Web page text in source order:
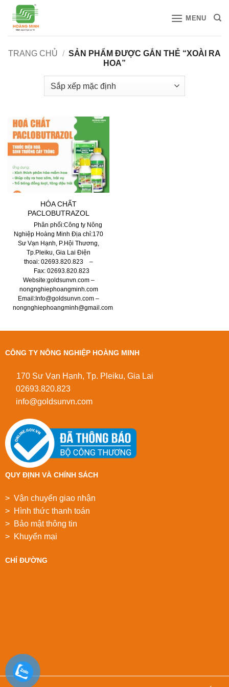
qua
MENU
TRANG CHỦ / SẢN PHẨM ĐƯỢC GẮN THẺ “XOÀI RA
HOA”
HÓA CHẤT
PACLOBUTRAZOL
Phân phối:Công ty Nông
Nghiệp Hoàng Minh Địa chỉ:170
Sư Vạn Hạnh, P.Hội Thương,
Tp.Pleiku, Gia Lai Điện
thoai: 02693.820.823 –
Fax: 02693.820.823
Website:goldsunvn.com –
nongnghiephoangminh.com
Email:Info@goldsunvn.com –
nongnghiephoangminh@gmail.com
CÔNG TY NÔNG NGHIỆP HOÀNG MINH
170 Sư Vạn Hạnh, Tp. Pleiku, Gia Lai
02693.820.823
info@goldsunvn.com
QUY ĐỊNH VÀ CHÍNH SÁCH
> Vận chuyển giao nhận
> Hình thức thanh toán
> Bảo mật thông tin
> Khuyển mại
CHỈ ĐƯỜNG